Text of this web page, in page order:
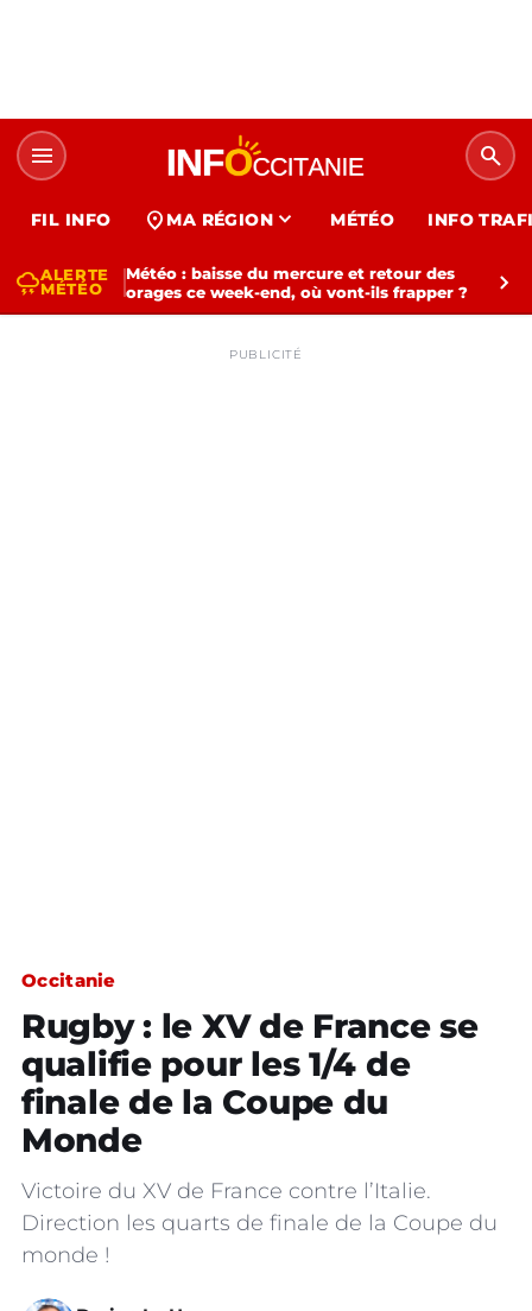
menu search
FIL INFO location_on MA RÉGION expand_more MÉTÉO INFO
thunderstormALERTE
MÉTÉO
Météo : baisse du mercure et retour des
orages ce week-end, où vont-ils frapper ?
chevron_right
PUBLICITÉ
Occitanie
Rugby : le XV de France se
qualifie pour les 1/4 de
finale de la Coupe du
Monde
Victoire du XV de France contre l’Italie.
Direction les quarts de finale de la Coupe du
monde !